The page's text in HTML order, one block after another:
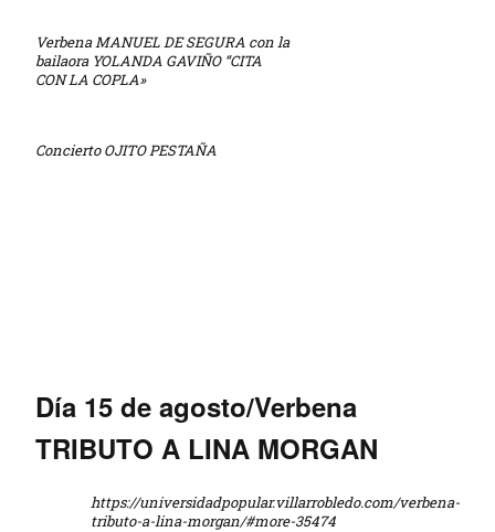
Verbena MANUEL DE SEGURA con la
bailaora YOLANDA GAVIÑO “CITA
CON LA COPLA»
Concierto OJITO PESTAÑA
Día 15 de agosto/Verbena
TRIBUTO A LINA MORGAN
https://universidadpopular.villarrobledo.com/verbena-
tributo-a-lina-morgan/#more-35474